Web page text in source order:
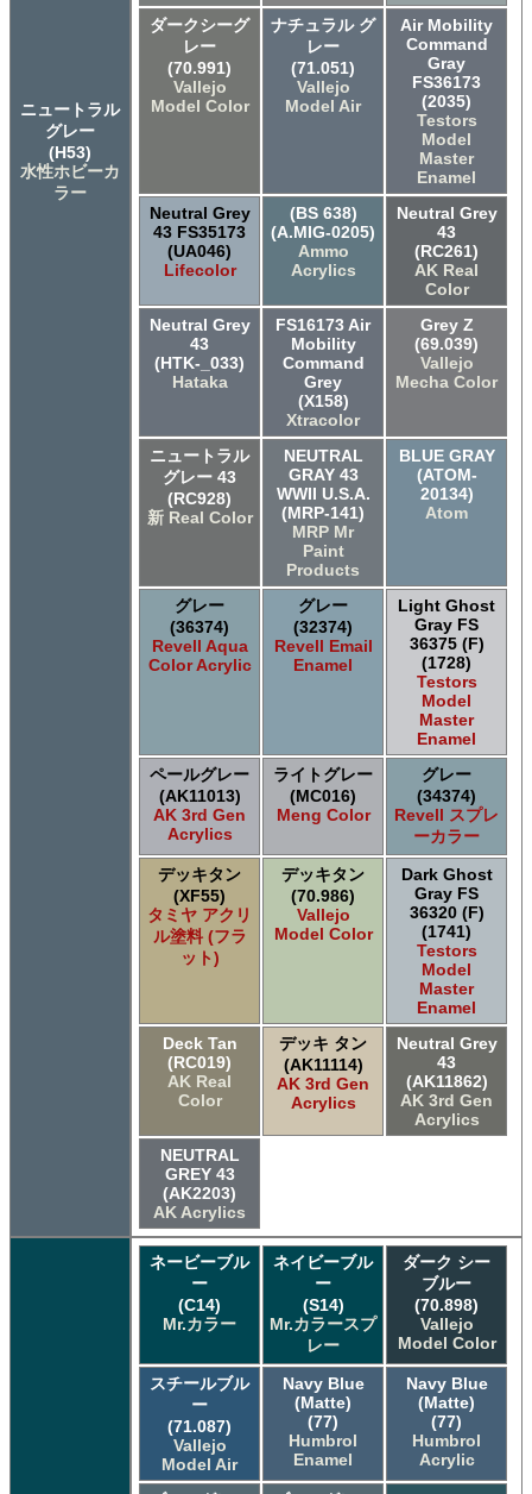
ニュートラル
グレー
(H53)
水性ホビーカ
ラー
ダークシーグ
レー
(70.991)
Vallejo
Model Color
ナチュラル グ
レー
(71.051)
Vallejo
Model Air
Air Mobility
Command
Gray
FS36173
(2035)
Testors
Model
Master
Enamel
Neutral Grey
43 FS35173
(UA046)
Lifecolor
(BS 638)
(A.MIG-0205)
Ammo
Acrylics
Neutral Grey
43
(RC261)
AK Real
Color
Neutral Grey
43
(HTK-_033)
Hataka
FS16173 Air
Mobility
Command
Grey
(X158)
Xtracolor
Grey Z
(69.039)
Vallejo
Mecha Color
ニュートラル
グレー 43
(RC928)
新 Real Color
NEUTRAL
GRAY 43
WWII U.S.A.
(MRP-141)
MRP Mr
Paint
Products
BLUE GRAY
(ATOM-
20134)
Atom
グレー
(36374)
Revell Aqua
Color Acrylic
グレー
(32374)
Revell Email
Enamel
Light Ghost
Gray FS
36375 (F)
(1728)
Testors
Model
Master
Enamel
ペールグレー
(AK11013)
AK 3rd Gen
Acrylics
ライトグレー
(MC016)
Meng Color
グレー
(34374)
Revell スプレ
ーカラー
デッキタン
(XF55)
タミヤ アクリ
ル塗料 (フラ
ット)
デッキタン
(70.986)
Vallejo
Model Color
Dark Ghost
Gray FS
36320 (F)
(1741)
Testors
Model
Master
Enamel
Deck Tan
(RC019)
AK Real
Color
デッキ タン
(AK11114)
AK 3rd Gen
Acrylics
Neutral Grey
43
(AK11862)
AK 3rd Gen
Acrylics
NEUTRAL
GREY 43
(AK2203)
AK Acrylics
ネービーブル
ー
(C14)
Mr.カラー
ネイビーブル
ー
(S14)
Mr.カラースプ
レー
ダーク シー
ブルー
(70.898)
Vallejo
Model Color
スチールブル
ー
(71.087)
Vallejo
Model Air
Navy Blue
(Matte)
(77)
Humbrol
Enamel
Navy Blue
(Matte)
(77)
Humbrol
Acrylic